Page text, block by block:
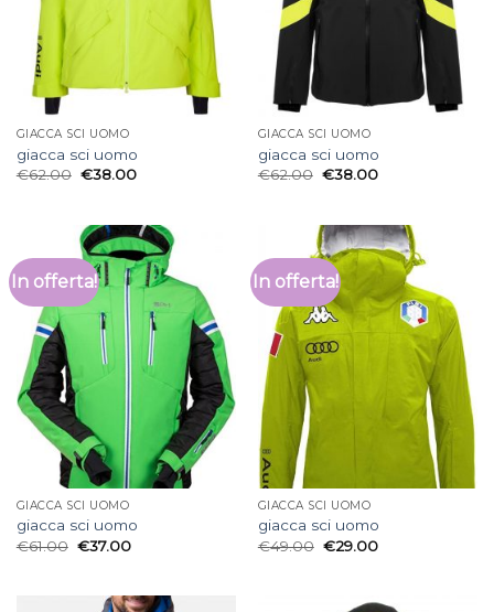
GIACCA SCI UOMO
giacca sci uomo
€62.00 €38.00
GIACCA SCI UOMO
giacca sci uomo
€62.00 €38.00
In offerta!
GIACCA SCI UOMO
giacca sci uomo
€61.00 €37.00
In offerta!
GIACCA SCI UOMO
giacca sci uomo
€49.00 €29.00